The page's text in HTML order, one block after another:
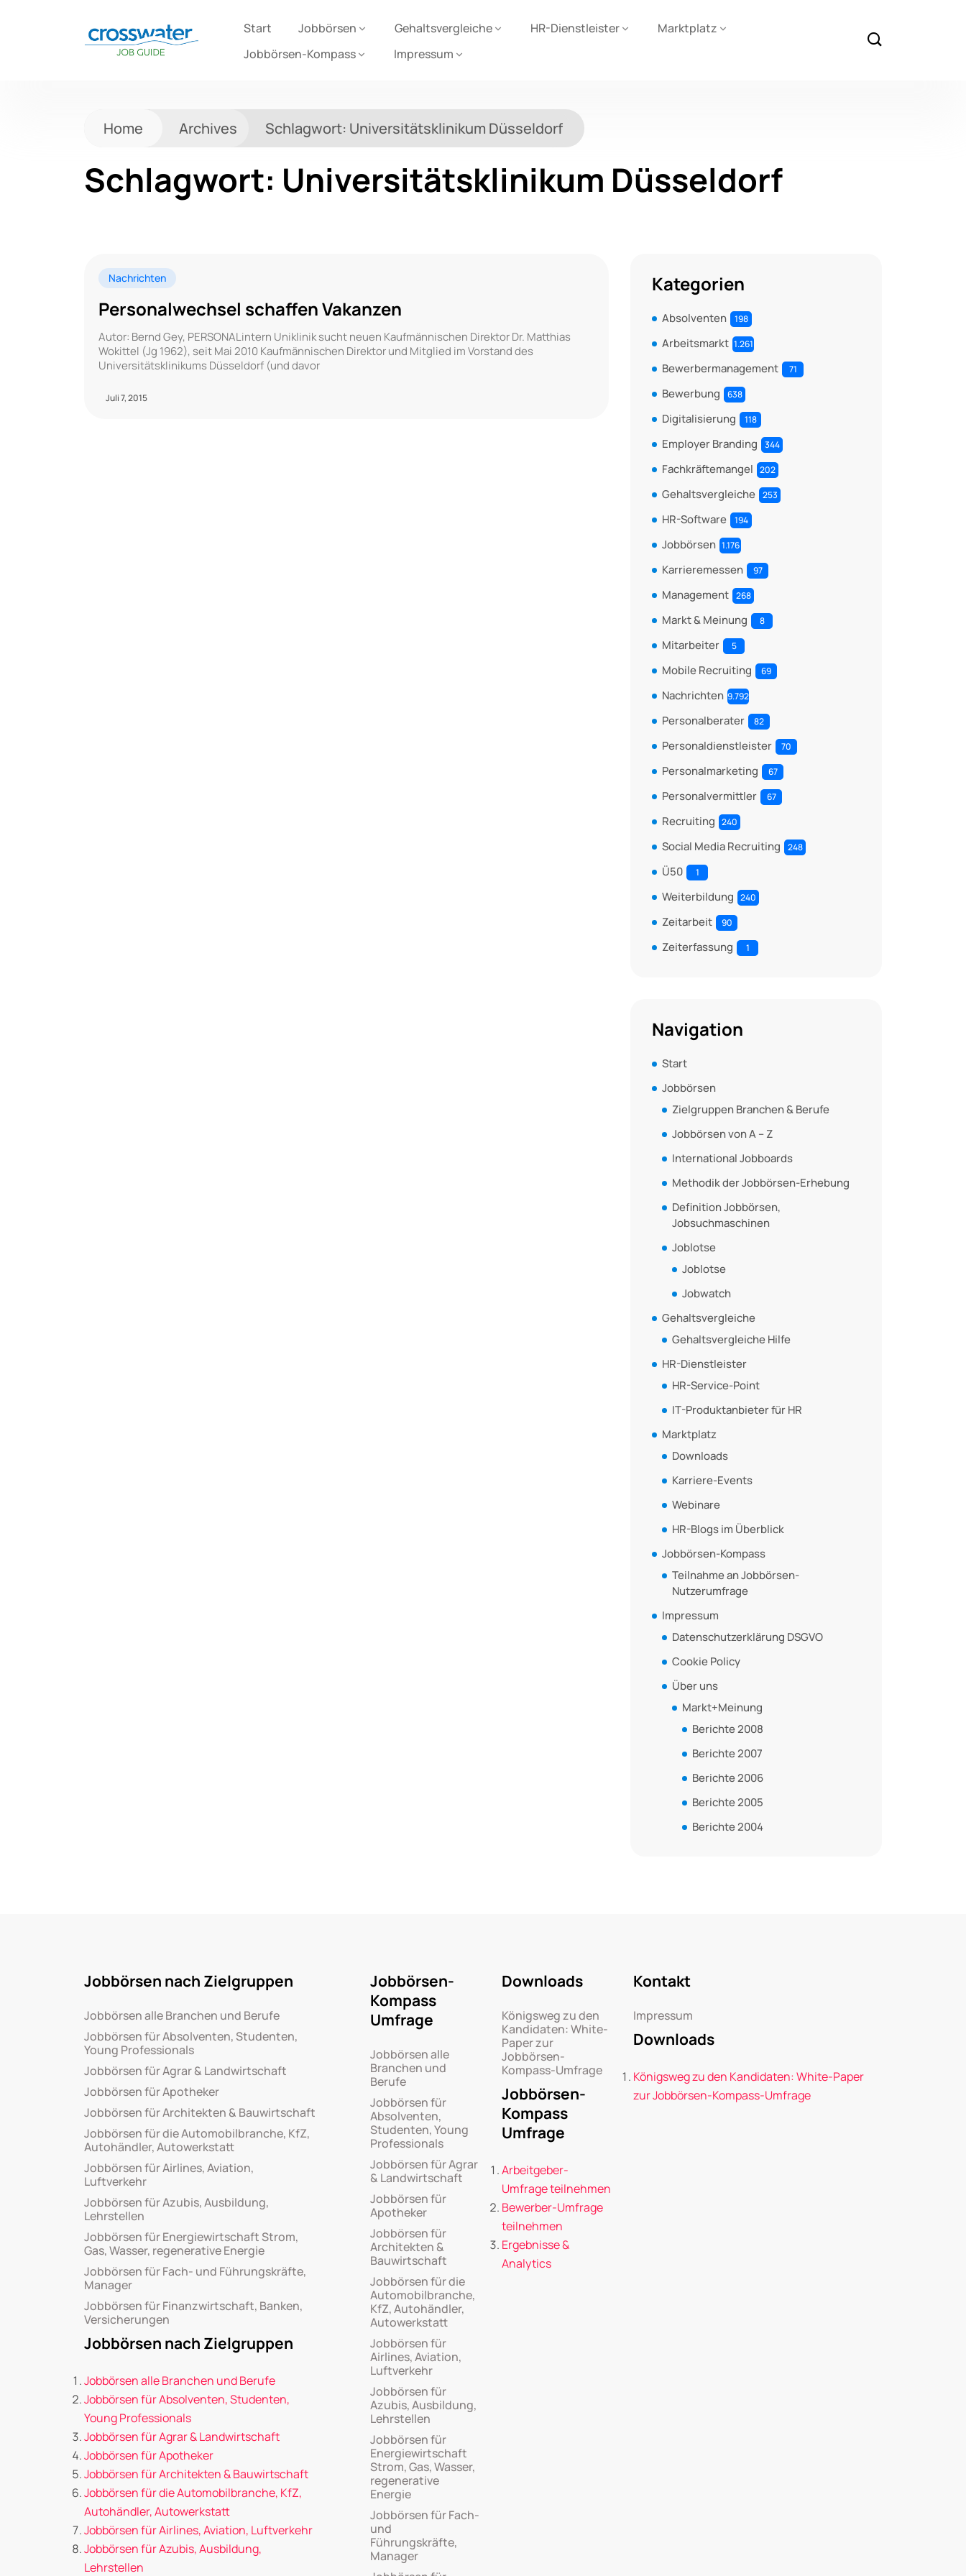
Start Jobbörsen Gehaltsvergleiche HR-Dienstleister
Marktplatz
Jobbörsen-Kompass
Impressum
Home Archives Schlagwort: Universitätsklinikum Düsseldorf
Schlagwort: Universitätsklinikum Düsseldorf
Nachrichten
Personalwechsel schaffen Vakanzen
Autor: Bernd Gey, PERSONALintern Uniklinik sucht neuen Kaufmännischen Direktor Dr. Matthias
Wokittel (Jg 1962), seit Mai 2010 Kaufmännischen Direktor und Mitglied im Vorstand des
Universitätsklinikums Düsseldorf (und davor
Juli 7, 2015
Kategorien
Absolventen 198
Arbeitsmarkt 1.261
Bewerbermanagement 71
Bewerbung 638
Digitalisierung 118
Employer Branding 344
Fachkräftemangel 202
Gehaltsvergleiche 253
HR-Software 194
Jobbörsen 1.176
Karrieremessen 97
Management 268
Markt & Meinung 8
Mitarbeiter 5
Mobile Recruiting 69
Nachrichten 9.792
Personalberater 82
Personaldienstleister 70
Personalmarketing 67
Personalvermittler 67
Recruiting 240
Social Media Recruiting 248
Ü50 1
Weiterbildung 240
Zeitarbeit 90
Zeiterfassung 1
Navigation
Start
Jobbörsen
Zielgruppen Branchen & Berufe
Jobbörsen von A – Z
International Jobboards
Methodik der Jobbörsen-Erhebung
Definition Jobbörsen,
Jobsuchmaschinen
Joblotse
Joblotse
Jobwatch
Gehaltsvergleiche
Gehaltsvergleiche Hilfe
HR-Dienstleister
HR-Service-Point
IT-Produktanbieter für HR
Marktplatz
Downloads
Karriere-Events
Webinare
HR-Blogs im Überblick
Jobbörsen-Kompass
Teilnahme an Jobbörsen-
Nutzerumfrage
Impressum
Datenschutzerklärung DSGVO
Cookie Policy
Über uns
Markt+Meinung
Berichte 2008
Berichte 2007
Berichte 2006
Berichte 2005
Berichte 2004
Jobbörsen nach Zielgruppen
Jobbörsen alle Branchen und Berufe
Jobbörsen für Absolventen, Studenten,
Young Professionals
Jobbörsen für Agrar & Landwirtschaft
Jobbörsen für Apotheker
Jobbörsen für Architekten & Bauwirtschaft
Jobbörsen für die Automobilbranche, KfZ,
Autohändler, Autowerkstatt
Jobbörsen für Airlines, Aviation,
Luftverkehr
Jobbörsen für Azubis, Ausbildung,
Lehrstellen
Jobbörsen für Energiewirtschaft Strom,
Gas, Wasser, regenerative Energie
Jobbörsen für Fach- und Führungskräfte,
Manager
Jobbörsen für Finanzwirtschaft, Banken,
Versicherungen
Jobbörsen nach Zielgruppen
Jobbörsen alle Branchen und Berufe
Jobbörsen für Absolventen, Studenten,
Young Professionals
Jobbörsen für Agrar & Landwirtschaft
Jobbörsen für Apotheker
Jobbörsen für Architekten & Bauwirtschaft
Jobbörsen für die Automobilbranche, KfZ,
Autohändler, Autowerkstatt
Jobbörsen für Airlines, Aviation, Luftverkehr
Jobbörsen für Azubis, Ausbildung,
Lehrstellen
Jobbörsen-
Kompass
Umfrage
Jobbörsen alle
Branchen und
Berufe
Jobbörsen für
Absolventen,
Studenten, Young
Professionals
Jobbörsen für Agrar
& Landwirtschaft
Jobbörsen für
Apotheker
Jobbörsen für
Architekten &
Bauwirtschaft
Jobbörsen für die
Automobilbranche,
KfZ, Autohändler,
Autowerkstatt
Jobbörsen für
Airlines, Aviation,
Luftverkehr
Jobbörsen für
Azubis, Ausbildung,
Lehrstellen
Jobbörsen für
Energiewirtschaft
Strom, Gas, Wasser,
regenerative
Energie
Jobbörsen für Fach-
und
Führungskräfte,
Manager
Downloads
Königsweg zu den
Kandidaten: White-
Paper zur
Jobbörsen-
Kompass-Umfrage
Jobbörsen-
Kompass
Umfrage
Arbeitgeber-
Umfrage teilnehmen
Bewerber-Umfrage
teilnehmen
Ergebnisse &
Analytics
Kontakt
Impressum
Downloads
Königsweg zu den Kandidaten: White-Paper
zur Jobbörsen-Kompass-Umfrage